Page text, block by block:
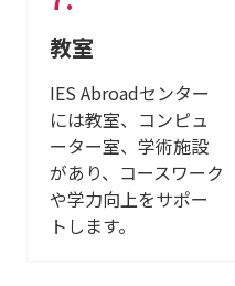
教室
IES Abroadセンター
には教室、コンピュ
ーター室、学術施設
があり、コースワーク
や学力向上をサポー
トします。